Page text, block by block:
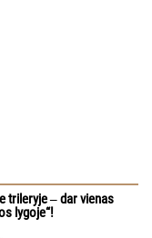
trileryje ‒ dar vienas
lygoje“!